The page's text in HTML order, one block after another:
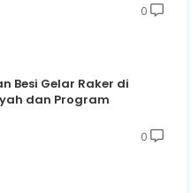
0
Besi Gelar Raker di
dan Program
0